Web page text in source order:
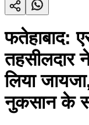
फतेहाबाद:
तहसीलदार
लिया
नुकसान के